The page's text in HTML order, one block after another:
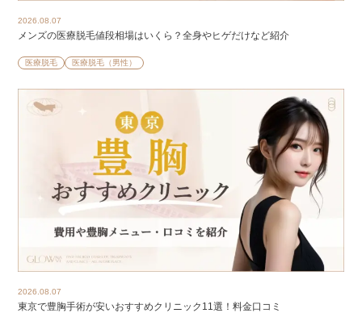
2026.08.07
メンズの医療脱毛値段相場はいくら？全身やヒゲだけなど紹介
医療脱毛 医療脱毛（男性）
2026.08.07
東京で豊胸手術が安いおすすめクリニック11選！料金口コミ